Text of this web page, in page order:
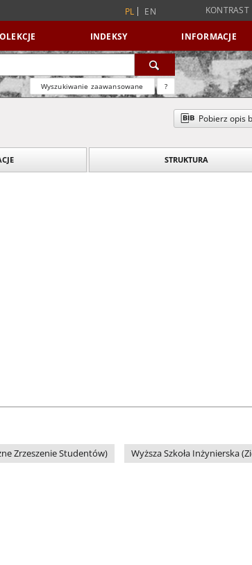
PL EN KONTRAST
INDEKSY INFORMACJE
Wyszukiwanie zaawansowane ?
Pobierz opis
STRUKTURA
Zrzeszenie Studentów)
Wyższa Szkoła Inżynierska